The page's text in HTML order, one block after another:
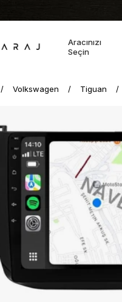
Aracınızı
Seçin
Volkswagen Tiguan